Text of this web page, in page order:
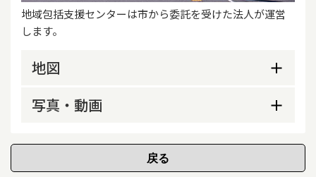
地域包括支援センターは市から委託を受けた法人が運営
します。
地図
写真・動画
外観 包括職員です